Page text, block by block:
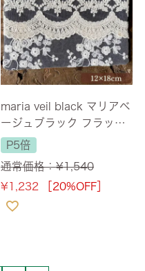
maria veil black マリアベ
ージュブラック フラット
ポーチ S 12×18cm
P5倍
通常価格：¥1,540
¥1,232 ［20%OFF］